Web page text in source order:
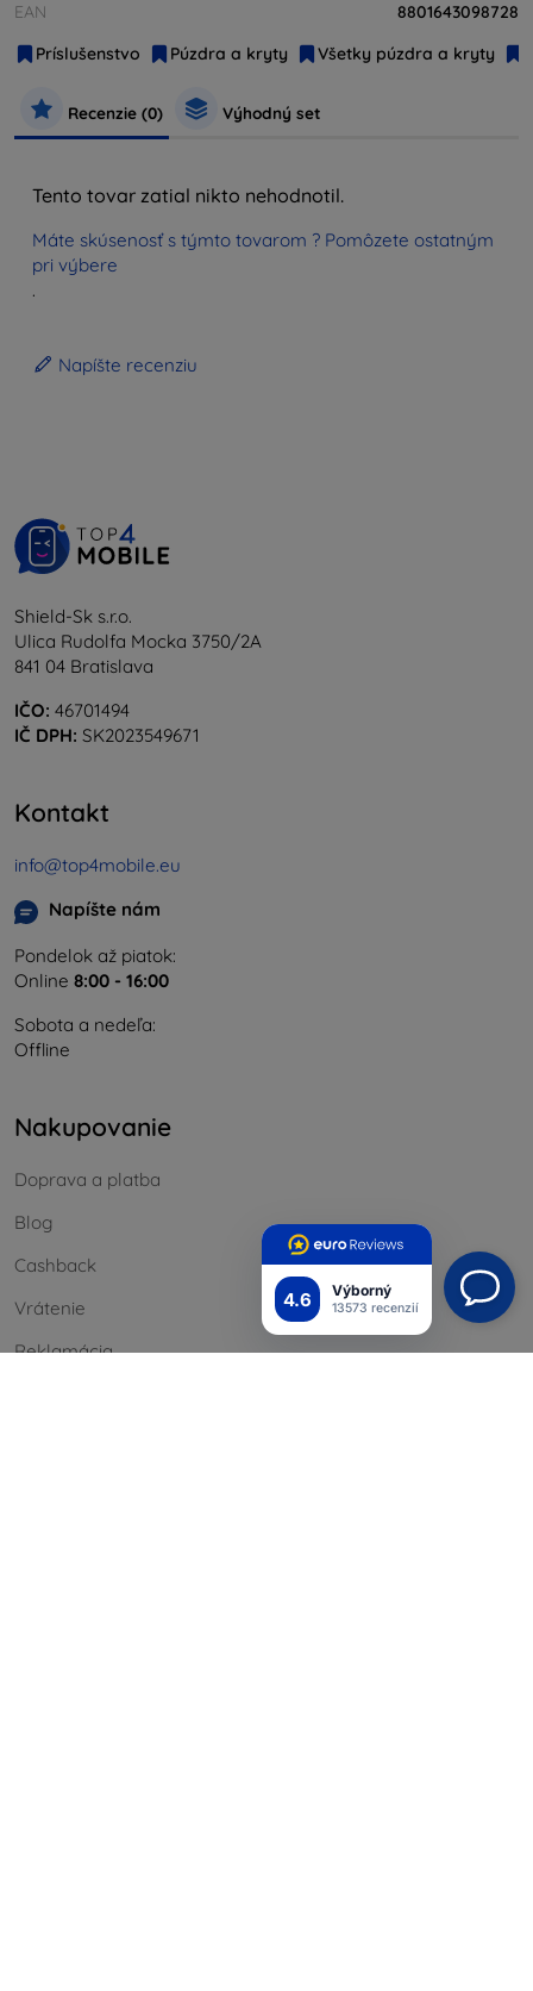
4.6 Výborný
13573 recenzií
EAN
8801643098728
Príslušenstvo
Púzdra a kryty Všetky púzdra a kryty
Recenzie (0) Výhodný set
Tento tovar zatial nikto nehodnotil.
Máte skúsenosť s týmto tovarom ? Pomôzete ostatným
pri výbere
.
Napíšte recenziu
Shield-Sk s.r.o.
Ulica Rudolfa Mocka 3750/2A
841 04 Bratislava
IČO: 46701494
IČ DPH: SK2023549671
Kontakt
info@top4mobile.eu
Napíšte nám
Pondelok až piatok:
Online 8:00 - 16:00
Sobota a nedeľa:
Offline
Nakupovanie
Doprava a platba
Blog
Cashback
Vrátenie
Reklamácia